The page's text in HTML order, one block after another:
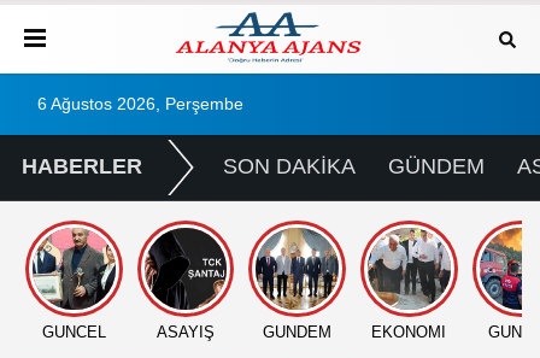
6 Ağustos 2026, Perşembe
HABERLER SON DAKİKA GÜNDEM
GÜNCEL ASAYİŞ GÜNDEM EKONOMİ